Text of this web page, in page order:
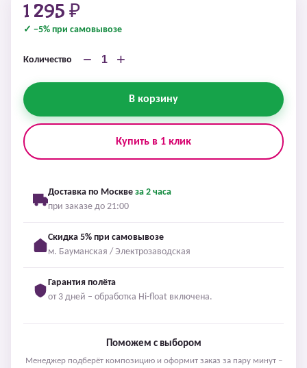
1 295 ₽
✓ −5% при самовывозе
Количество − +
В корзину
Купить в 1 клик
Доставка по Москве за 2 часа
при заказе до 21:00
Скидка 5% при самовывозе
м. Бауманская / Электрозаводская
Гарантия полёта
от 3 дней – обработка Hi-float включена.
Поможем с выбором
Менеджер подберёт композицию и оформит заказ за пару минут –